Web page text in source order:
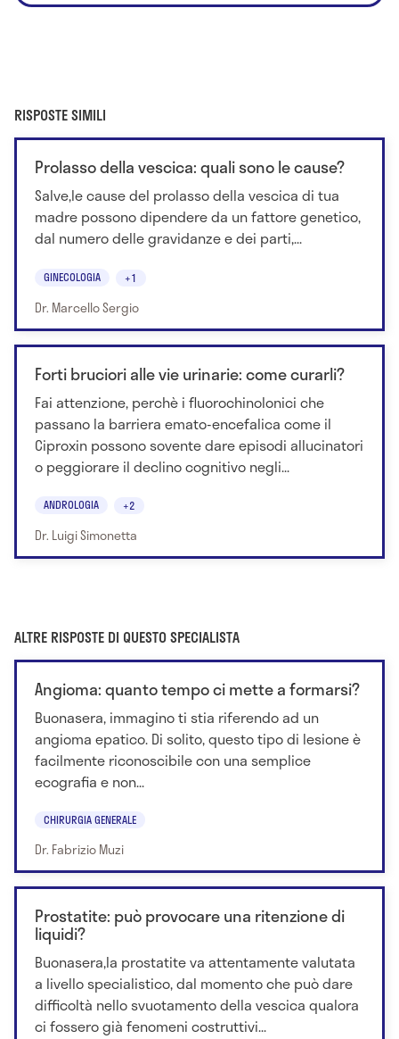
RISPOSTE SIMILI
Prolasso della vescica: quali sono le cause?
Salve,le cause del prolasso della vescica di tua
madre possono dipendere da un fattore genetico,
dal numero delle gravidanze e dei parti,...
GINECOLOGIA +1
Dr. Marcello Sergio
Forti bruciori alle vie urinarie: come curarli?
Fai attenzione, perchè i fluorochinolonici che
passano la barriera emato-encefalica come il
Ciproxin possono sovente dare episodi allucinatori
o peggiorare il declino cognitivo negli...
ANDROLOGIA +2
Dr. Luigi Simonetta
ALTRE RISPOSTE DI QUESTO SPECIALISTA
Angioma: quanto tempo ci mette a formarsi?
Buonasera, immagino ti stia riferendo ad un
angioma epatico. Di solito, questo tipo di lesione è
facilmente riconoscibile con una semplice
ecografia e non...
CHIRURGIA GENERALE
Dr. Fabrizio Muzi
Prostatite: può provocare una ritenzione di
liquidi?
Buonasera,la prostatite va attentamente valutata
a livello specialistico, dal momento che può dare
difficoltà nello svuotamento della vescica qualora
ci fossero già fenomeni costruttivi...